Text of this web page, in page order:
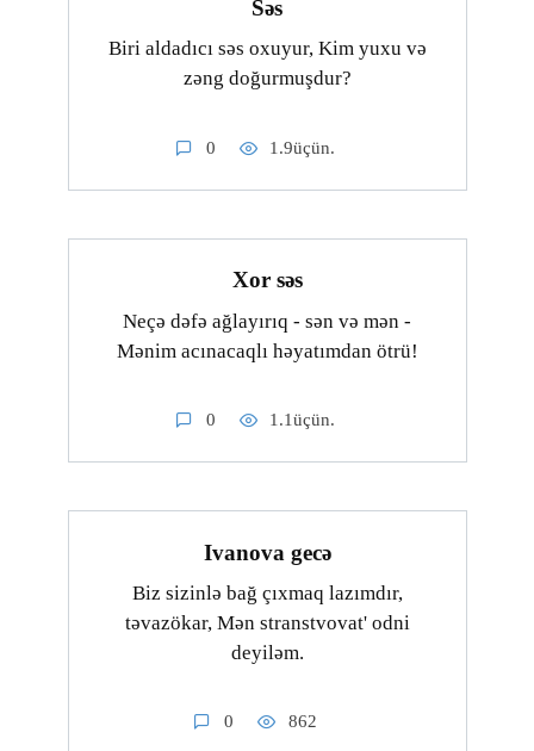
Səs
Biri aldadıcı səs oxuyur, Kim yuxu və
zəng doğurmuşdur?
0 1.9üçün.
Xor səs
Neçə dəfə ağlayırıq - sən və mən -
Mənim acınacaqlı həyatımdan ötrü!
0 1.1üçün.
Ivanova gecə
Biz sizinlə bağ çıxmaq lazımdır,
təvazökar, Mən stranstvovat' odni
deyiləm.
0 862